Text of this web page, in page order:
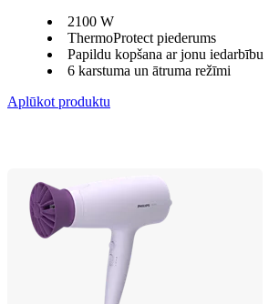
2100 W
ThermoProtect piederums
Papildu kopšana ar jonu iedarbību
6 karstuma un ātruma režīmi
Aplūkot produktu